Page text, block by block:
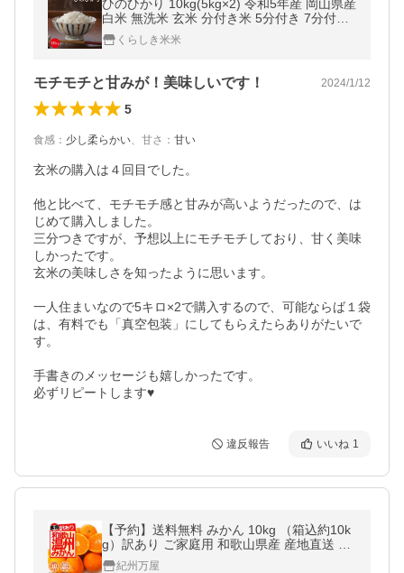
ひのひかり 10kg(5kg×2) 令和5年産 岡山県産
白米 無洗米 玄米 分付き米 5分付き 7分付き
単一原料米 美味しい 安い 送料無料
くらしき米米
モチモチと甘みが！美味しいです！ 2024/1/12
5
食感 ： 少し柔らかい、 甘さ ： 甘い
玄米の購入は４回目でした。
他と比べて、モチモチ感と甘みが高いようだったので、は
じめて購入しました。
三分つきですが、予想以上にモチモチしており、甘く美味
しかったです。
玄米の美味しさを知ったように思います。
一人住まいなので5キロ×2で購入するので、可能ならば１袋
は、有料でも「真空包装」にしてもらえたらありがたいで
す。
手書きのメッセージも嬉しかったです。
必ずリピートします♥
違反報告 いいね 1
【予約】送料無料 みかん 10kg （箱込約10k
g）訳あり ご家庭用 和歌山県産 産地直送 無
選別 わけあり 甘いミカン
紀州万屋